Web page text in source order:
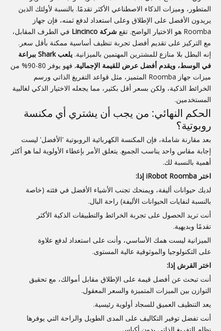
المتطور، وميزات الذكاء الاصطناعي الأكثر تقدمًا. بالنسبة لأولئك الذين
يريدون الأفضل على الإطلاق وعلى استعداد لدفع ثمنه، فإن جهاز
Roomba هو الاختيار الواضح. تقع
شركة Lincinco
في الطرف المقابل،
مع التركيز على تقديم أفضل تجربة تنظيف أساسية ممكنة بأقل سعر.
إنه البطل بلا منازع للمشترين المهتمين بالميزانية.
يلعب Shark ببراعة
في الوسط، ويقدم أفضل عرض للقيمة الإجمالية.
فهو يوفر 80-90% من
ميزات جهاز Roomba المتميز، مثل قواعد التفريغ الذاتي ورسم
الخرائط الذكية، ولكن بسعر أقل بكثير، مما يجعله الاختيار الذكي لغالبية
المستخدمين.
الحكم النهائي: من يجب أن يشتري أي مكنسة
روبوتية؟
بعد مقارنة شاملة، فإن المكنسة الكهربائية الروبوتية 'الأفضل' ليست
إجابة مقاس واحد يناسب الجميع. يتعلق الأمر بإعطاء الأولوية لما هو أكثر
أهمية بالنسبة لك.
اختر iRobot Roomba إذا:
لديك حيوانات أليفة، ويمنحك تجنب الأشياء الأفضل في فئته (خاصة
بالنسبة لنفايات الحيوانات الأليفة) راحة البال.
أنت تريد الحصول على تجربة الخرائط والتطبيقات الذكية الأكثر
تقدمًا وبديهية.
الميزانية ليست همك الأساسي، وأنت على استعداد لدفع علاوة
على التكنولوجيا والموثوقية عالية المستوى.
اختر القرش إذا:
أنت تبحث عن أفضل قيمة على الإطلاق مقابل أموالك، مع تحقيق
التوازن بين الميزات المتميزة والسعر المعقول.
يعد التنظيف العميق للسجاد أولوية رئيسية.
أنت تفضل توفير التكاليف على المدى الطويل والراحة التي يوفرها